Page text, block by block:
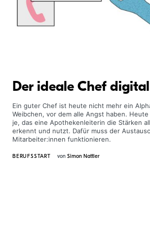
Der ideale Chef digital
Ein guter Chef ist heute nicht mehr ein
Weibchen, vor dem alle Angst haben.
je, das eine Apothekenleiterin die Stärken
erkennt und nutzt. Dafür muss der
Mitarbeiter:innen funktionieren.
BERUFSSTART von Simon Nattler